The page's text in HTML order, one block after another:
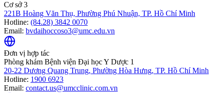
Cơ sở 3
221B Hoàng Văn Thụ, Phường Phú Nhuận, TP. Hồ Chí Minh
Hotline: (84.28) 3842 0070
Email: bvdaihoccoso3@umc.edu.vn
Đơn vị hợp tác
Phòng khám Bệnh viện Đại học Y Dược 1
20-22 Dương Quang Trung, Phường Hòa Hưng, TP. Hồ Chí Minh
Hotline: 1900 6923
Email: contact.us@umcclinic.com.vn